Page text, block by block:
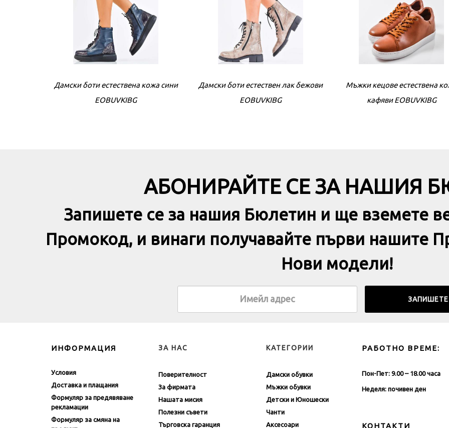
Дамски боти естествена кожа сини
EOBUVKIBG
Дамски боти естествен лак бежови
EOBUVKIBG
Дамски боти естествена
кафяви EOBUVKIBG
Мъжки кецове естествена
кафяви EOBUVKIBG
АБОНИРАЙТЕ СЕ ЗА НАШИЯ
Запишете се за нашия Бюлетин и ще вземете
Промокод, и винаги получавайте първи нашите
Нови модели!
ИНФОРМАЦИЯ
Условия
Доставка и плащания
Формуляр за предявяване
рекламации
Формуляр за смяна на
ЗА НАС
Поверителност
За фирмата
Нашата мисия
Полезни съвети
КАТЕГОРИИ
Дамски обувки
Мъжки обувки
Детски и Юношески
Чанти
РАБОТНО ВРЕМЕ:
Пон-Пет: 9.00 – 18.00 часа
Неделя: почивен ден